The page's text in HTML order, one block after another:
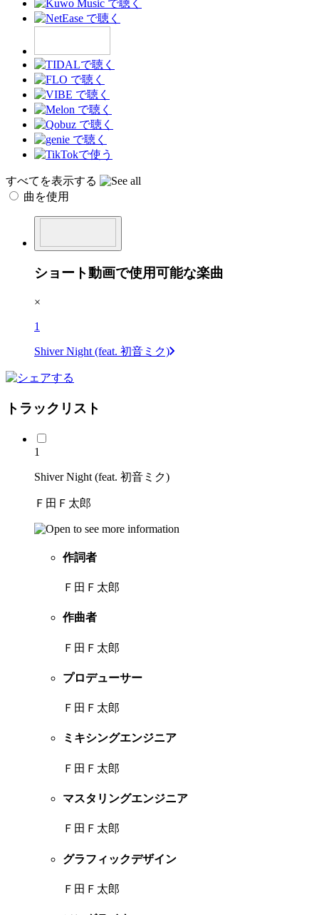
すべてを表示する
曲を使用
ショート動画で使用可能な楽曲
×
1
Shiver Night (feat. 初音ミク)
トラックリスト
1
Shiver Night (feat. 初音ミク)
Ｆ田Ｆ太郎
作詞者
Ｆ田Ｆ太郎
作曲者
Ｆ田Ｆ太郎
プロデューサー
Ｆ田Ｆ太郎
ミキシングエンジニア
Ｆ田Ｆ太郎
マスタリングエンジニア
Ｆ田Ｆ太郎
グラフィックデザイン
Ｆ田Ｆ太郎